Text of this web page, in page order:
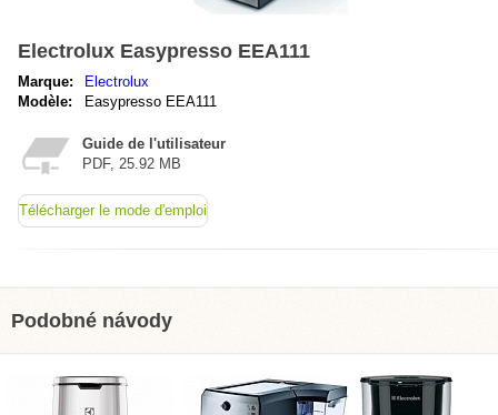
Electrolux Easypresso EEA111
Marque:
Electrolux
Modèle:
Easypresso EEA111
Guide de l'utilisateur
PDF, 25.92 MB
Télécharger le mode d'emploi
Podobné návody